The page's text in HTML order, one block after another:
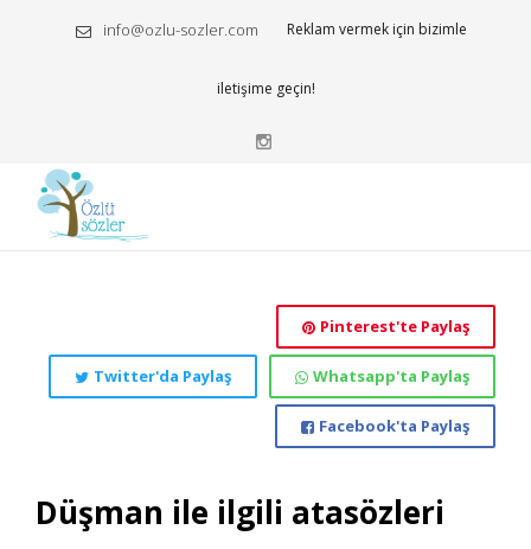
info@ozlu-sozler.com Reklam vermek için bizimle
iletişime geçin!
Pinterest'te Paylaş
Whatsapp'ta Paylaş
Twitter'da Paylaş
Facebook'ta Paylaş
Düşman ile ilgili atasözleri